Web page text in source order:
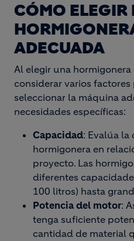
CÓMO ELEGIR
ADECUADA
Al elegir una
considerar varios
seleccionar la máquina
necesidades específicas:
Capacidad: Evalúa la
hormigonera en
proyecto. Las
diferentes
100 litros) hasta
Potencia del motor:
tenga suficiente
cantidad de material